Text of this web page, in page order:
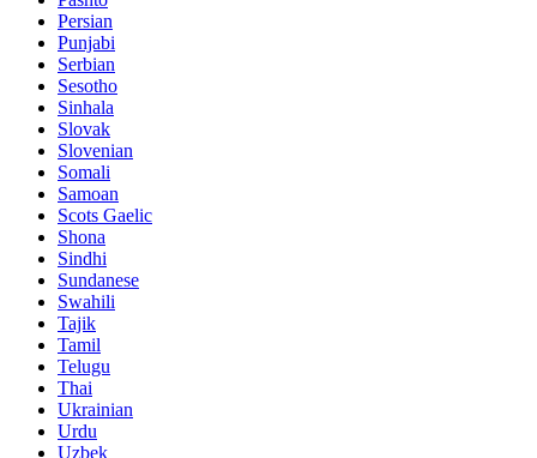
Persian
Punjabi
Serbian
Sesotho
Sinhala
Slovak
Slovenian
Somali
Samoan
Scots Gaelic
Shona
Sindhi
Sundanese
Swahili
Tajik
Tamil
Telugu
Thai
Ukrainian
Urdu
Uzbek